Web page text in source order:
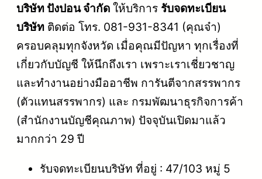
บริษัท ปังปอน จำกัด ให้บริการ รับจดทะเบียน
บริษัท ติดต่อ โทร. 081-931-8341 (คุณจ๋า)
ครอบคลุมทุกจังหวัด เมื่อคุณมีปัญหา ทุกเรื่องที่
เกี่ยวกับบัญชี ให้นึกถึงเรา เพราะเราเชี่ยวชาญ
และทำงานอย่างมืออาชีพ การันตีจากสรรพากร
(ตัวแทนสรรพากร) และ กรมพัฒนาธุรกิจการค้า
(สำนักงานบัญชีคุณภาพ) ปัจจุบันเปิดมาแล้ว
มากกว่า 29 ปี
รับจดทะเบียนบริษัท ที่อยู่ : 47/103 หมู่ 5